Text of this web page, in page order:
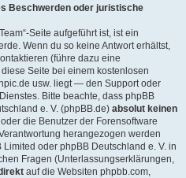
Beschwerden oder juristische
Seite aufgeführt ist, ist ein
Wenn du so keine Antwort erhältst,
(führe dazu eine
Seite bei einem kostenlosen
usw. liegt — den Support oder
Bitte beachte, dass phpBB
e. V. (phpBB.de) absolut keinen
die Benutzer der Forensoftware
herangezogen werden
oder phpBB Deutschland e. V. in
Fragen (Unterlassungserklärungen,
auf die Websiten phpbb.com,